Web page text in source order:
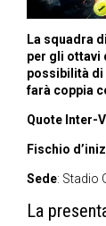
La squadra
per gli ottavi
possibilità di
farà coppia
Quote Inter-
Fischio
Sede: Stadio
La